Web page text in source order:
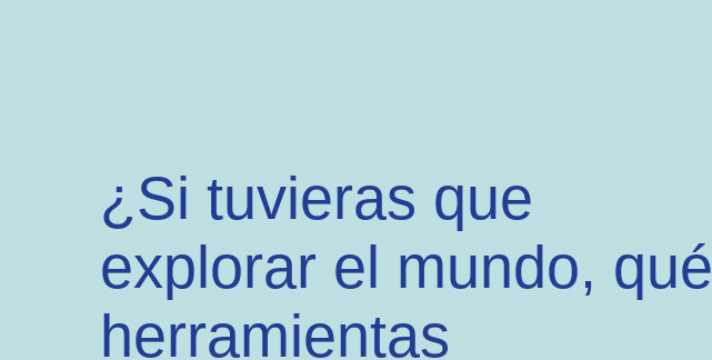
¿Si tuvieras que
explorar el mundo, qué
herramientas